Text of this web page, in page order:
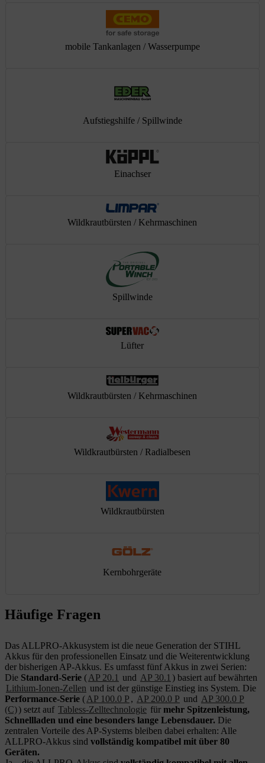
mobile Tankanlagen / Wasserpumpe
Aufstiegshilfe / Spillwinde
Einachser
Wildkrautbürsten / Kehrmaschinen
Spillwinde
Lüfter
Wildkrautbürsten / Kehrmaschinen
Wildkrautbürsten / Radialbesen
Wildkrautbürsten
Kernbohrgeräte
Häufige Fragen
Das ALLPRO-Akkusystem ist die neue Generation der STIHL
Akkus für den professionellen Einsatz und die Weiterentwicklung
der bisherigen AP-Akkus. Es umfasst fünf Akkus in zwei Serien:
Die Standard-Serie (AP 20.1 und AP 30.1) basiert auf bewährten
Lithium-Ionen-Zellen und ist der günstige Einstieg ins System. Die
Performance-Serie (AP 100.0 P , AP 200.0 P und AP 300.0 P
(C)) setzt auf Tabless-Zelltechnologie für mehr Spitzenleistung,
Schnellladen und eine besonders lange Lebensdauer. Die
zentralen Vorteile des AP-Systems bleiben dabei erhalten: Alle
ALLPRO-Akkus sind vollständig kompatibel mit über 80
Geräten.